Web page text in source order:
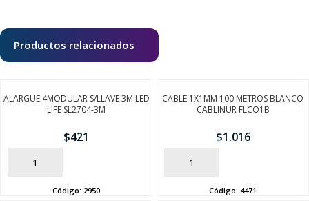
Productos relacionados
ALARGUE 4MODULAR S/LLAVE 3M LED
LIFE SL2704-3M
$421
AÑADIR
Código: 2950
CABLE 1X1MM 100 METROS BLANCO
CABLINUR FLCO1B
$1.016
AÑADIR
Código: 4471